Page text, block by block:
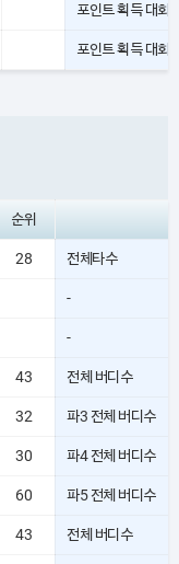
포인트 획득 대회
포인트 획득 대회
순위
28 전체타수
-
-
43 전체 버디수
32 파3 전체 버디수
30 파4 전체 버디수
60 파5 전체 버디수
43 전체 버디수